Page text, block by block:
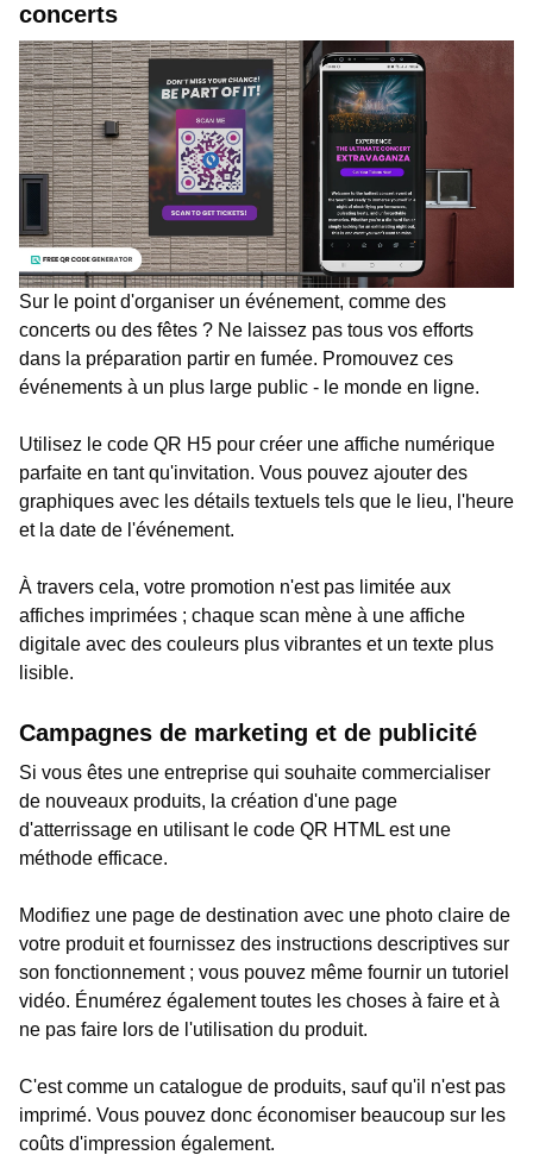
concerts
Sur le point d'organiser un événement, comme des
concerts ou des fêtes ? Ne laissez pas tous vos efforts
dans la préparation partir en fumée. Promouvez ces
événements à un plus large public - le monde en ligne.
Utilisez le code QR H5 pour créer une affiche numérique
parfaite en tant qu'invitation. Vous pouvez ajouter des
graphiques avec les détails textuels tels que le lieu, l'heure
et la date de l'événement.
À travers cela, votre promotion n'est pas limitée aux
affiches imprimées ; chaque scan mène à une affiche
digitale avec des couleurs plus vibrantes et un texte plus
lisible.
Campagnes de marketing et de publicité
Si vous êtes une entreprise qui souhaite commercialiser
de nouveaux produits, la création d'une page
d'atterrissage en utilisant le code QR HTML est une
méthode efficace.
Modifiez une page de destination avec une photo claire de
votre produit et fournissez des instructions descriptives sur
son fonctionnement ; vous pouvez même fournir un tutoriel
vidéo. Énumérez également toutes les choses à faire et à
ne pas faire lors de l'utilisation du produit.
C'est comme un catalogue de produits, sauf qu'il n'est pas
imprimé. Vous pouvez donc économiser beaucoup sur les
coûts d'impression également.